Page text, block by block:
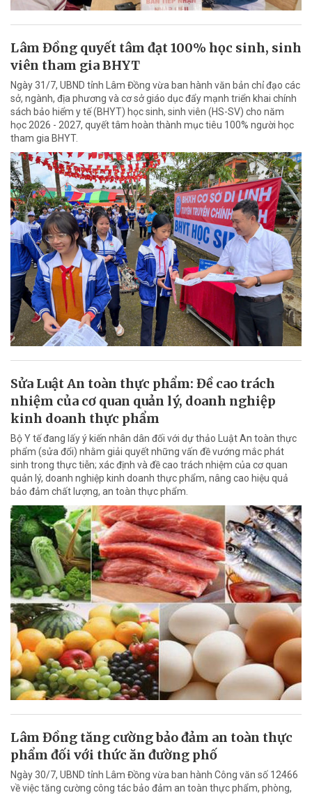
Lâm Đồng quyết tâm đạt 100% học sinh, sinh
viên tham gia BHYT
Ngày 31/7, UBND tỉnh Lâm Đồng vừa ban hành văn bản chỉ đạo các
sở, ngành, địa phương và cơ sở giáo dục đẩy mạnh triển khai chính
sách bảo hiểm y tế (BHYT) học sinh, sinh viên (HS-SV) cho năm
học 2026 - 2027, quyết tâm hoàn thành mục tiêu 100% người học
tham gia BHYT.
Sửa Luật An toàn thực phẩm: Đề cao trách
nhiệm của cơ quan quản lý, doanh nghiệp
kinh doanh thực phẩm
Bộ Y tế đang lấy ý kiến nhân dân đối với dự thảo Luật An toàn thực
phẩm (sửa đổi) nhằm giải quyết những vấn đề vướng mắc phát
sinh trong thực tiễn; xác định và đề cao trách nhiệm của cơ quan
quản lý, doanh nghiệp kinh doanh thực phẩm, nâng cao hiệu quả
bảo đảm chất lượng, an toàn thực phẩm.
Lâm Đồng tăng cường bảo đảm an toàn thực
phẩm đối với thức ăn đường phố
Ngày 30/7, UBND tỉnh Lâm Đồng vừa ban hành Công văn số 12466
về việc tăng cường công tác bảo đảm an toàn thực phẩm, phòng,